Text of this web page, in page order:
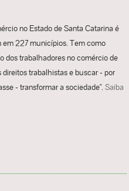
no Estado de Santa Catarina é
227 municípios. Tem como
dos trabalhadores no comércio de
trabalhistas e buscar - por
- transformar a sociedade".Saiba